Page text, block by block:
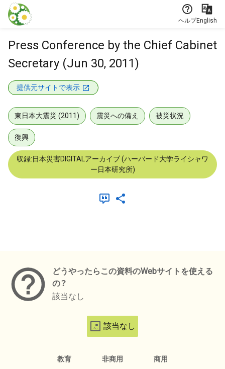
本文に飛ぶ
ヘルプEnglish
Press Conference by the Chief Cabinet
Secretary (Jun 30, 2011)
提供元サイトで表示
東日本大震災 (2011) 震災への備え 被災状況
復興
収録:日本災害DIGITALアーカイブ (ハーバード大学ライシャワ
ー日本研究所)
どうやったらこの資料のWebサイトを使える
の？
該当なし
該当なし
教育 非商用 商用